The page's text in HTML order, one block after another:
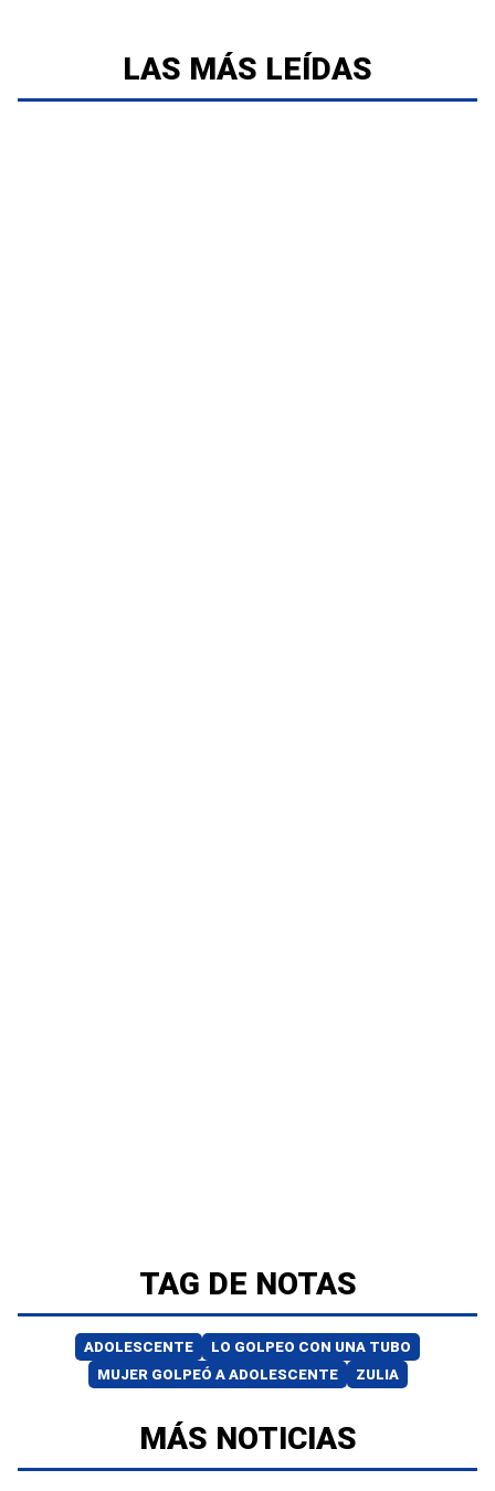
LAS MÁS LEÍDAS
TAG DE NOTAS
ADOLESCENTE
LO GOLPEO CON UNA TUBO
MUJER GOLPEÓ A ADOLESCENTE
ZULIA
MÁS NOTICIAS